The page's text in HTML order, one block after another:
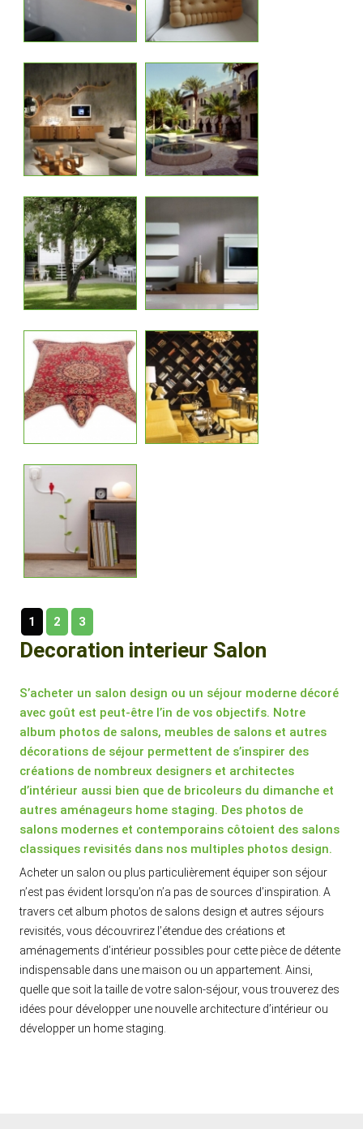
1 2 3
Decoration interieur Salon
S’acheter un salon design ou un séjour moderne décoré
avec goût est peut-être l’in de vos objectifs. Notre
album photos de salons, meubles de salons et autres
décorations de séjour permettent de s’inspirer des
créations de nombreux designers et architectes
d’intérieur aussi bien que de bricoleurs du dimanche et
autres aménageurs home staging. Des photos de
salons modernes et contemporains côtoient des salons
classiques revisités dans nos multiples photos design.
Acheter un salon ou plus particulièrement équiper son séjour
n’est pas évident lorsqu’on n’a pas de sources d’inspiration. A
travers cet album photos de salons design et autres séjours
revisités, vous découvrirez l’étendue des créations et
aménagements d’intérieur possibles pour cette pièce de détente
indispensable dans une maison ou un appartement. Ainsi,
quelle que soit la taille de votre salon-séjour, vous trouverez des
idées pour développer une nouvelle architecture d’intérieur ou
développer un home staging.